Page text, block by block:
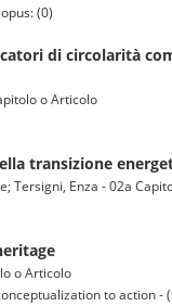
(0)
di circolarità
o Articolo
transizione
Tersigni, Enza - 02a
o Articolo
to action -